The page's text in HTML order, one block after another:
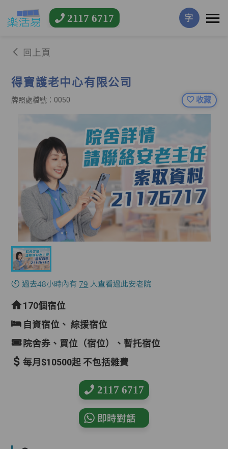
2117 6717 字
回上頁
得寶護老中心有限公司
牌照處檔號：0050 收藏
過去48小時內有 79 人查看過此安老院
170個宿位
自資宿位、綜援宿位
院舍券、買位（宿位）、暫托宿位
每月$10500起 不包括雜費
2117 6717
即時對話